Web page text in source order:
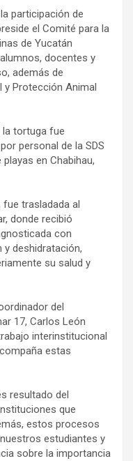
participación de
el Comité para la
de Yucatán
docentes y
además de
y Protección Animal
la tortuga fue
personal de la SDS
en Chabihau,
fue trasladada al
donde recibió
con
deshidratación,
su salud y
del
17, Carlos León
interinstitucional
estas
resultado del
que
estos procesos
estudiantes y
sobre la importancia